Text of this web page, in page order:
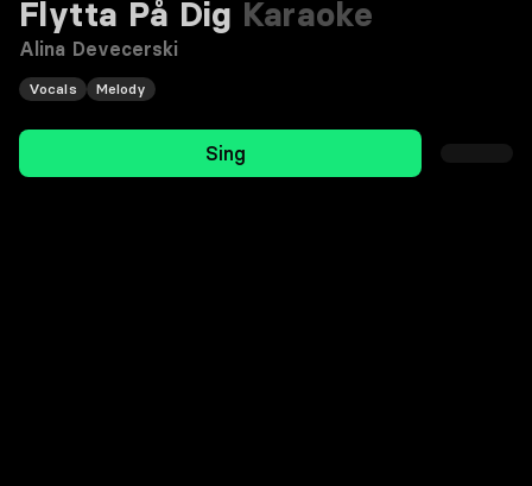
Flytta På Dig Karaoke
Alina Devecerski
Vocals Melody
Sing